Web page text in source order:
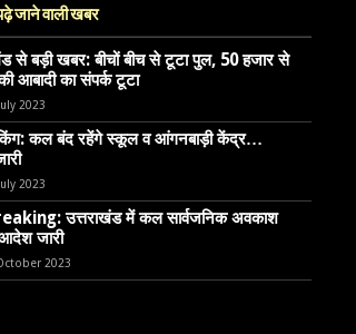
जाने वाली खबर
से बड़ी खबर: बीचों बीच से टूटा पुल, 50 हजार से
आबादी का संपर्क टूटा
2023
कल बंद रहेंगे स्कूल व आंगनबाड़ी केंद्र…
2023
उत्तराखंड में कल सार्वजनिक अवकाश
जारी
2023